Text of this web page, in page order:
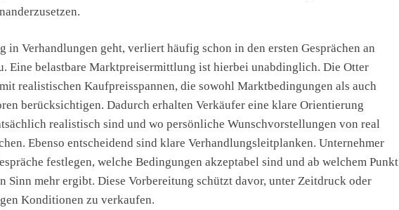
in Verhandlungen geht, verliert häufig schon in den ersten Gesprächen an
Eine belastbare Marktpreisermittlung ist hierbei unabdinglich. Die Otter
realistischen Kaufpreisspannen, die sowohl Marktbedingungen als auch
berücksichtigen. Dadurch erhalten Verkäufer eine klare Orientierung
realistisch sind und wo persönliche Wunschvorstellungen von real
Ebenso entscheidend sind klare Verhandlungsleitplanken. Unternehmer
festlegen, welche Bedingungen akzeptabel sind und ab welchem Punkt
mehr ergibt. Diese Vorbereitung schützt davor, unter Zeitdruck oder
Konditionen zu verkaufen.